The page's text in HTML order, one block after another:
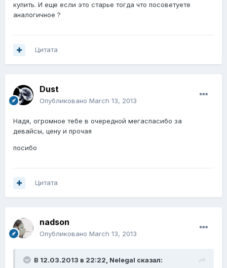
купить. И еще если это старье тогда что посоветуете
аналогичное ?
Цитата
Dust
Опубликовано March 13, 2013
Надя, огромное тебе в очередной мегаспасибо за
девайсы, цену и прочая
посибо
Цитата
nadson
Опубликовано March 13, 2013
В 12.03.2013 в 22:22, Nelegal сказал: